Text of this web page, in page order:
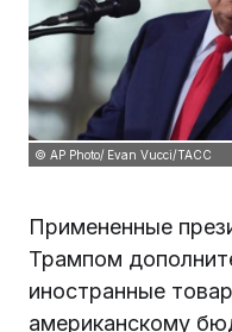
© AP Photo/ Evan Vucci/ТАСС
Примененные
Трампом
иностранные
американскому